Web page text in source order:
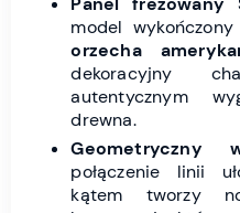
model wykończony
orzecha
dekoracyjny
autentycznym
drewna.
Geometryczny
połączenie linii
kątem tworzy